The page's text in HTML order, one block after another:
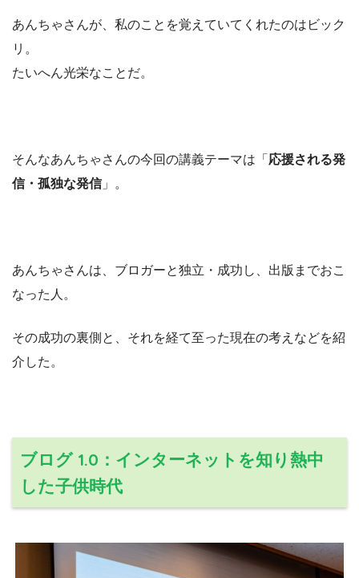
あんちゃさんが、私のことを覚えていてくれたのはビック
リ。
たいへん光栄なことだ。
そんなあんちゃさんの今回の講義テーマは「応援される発
信・孤独な発信」。
あんちゃさんは、ブロガーと独立・成功し、出版までおこ
なった人。
その成功の裏側と、それを経て至った現在の考えなどを紹
介した。
ブログ 1.0：インターネットを知り熱中
した子供時代